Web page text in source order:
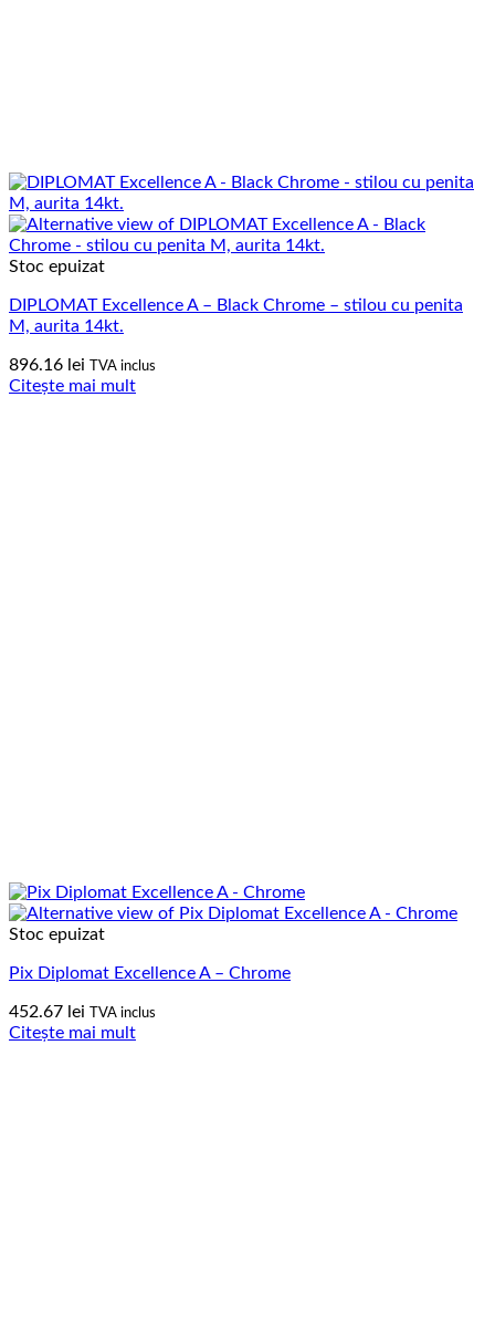
Stoc epuizat
DIPLOMAT Excellence A – Black Chrome – stilou cu penita
M, aurita 14kt.
896.16 lei TVA inclus
Citește mai mult
Stoc epuizat
Pix Diplomat Excellence A – Chrome
452.67 lei TVA inclus
Citește mai mult